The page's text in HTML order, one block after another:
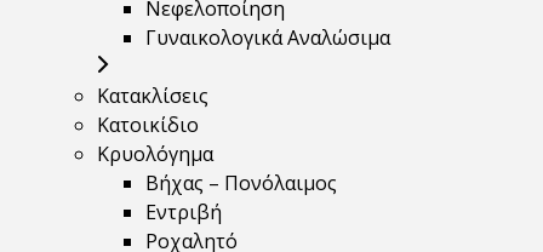
Νεφελοποίηση
Γυναικολογικά Αναλώσιμα
Κατακλίσεις
Κατοικίδιο
Κρυολόγημα
Βήχας – Πονόλαιμος
Εντριβή
Ροχαλητό